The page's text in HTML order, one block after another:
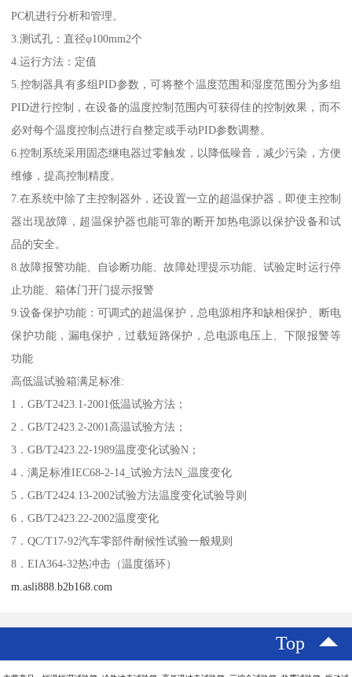
PC机进行分析和管理。
3.测试孔：直径φ100mm2个
4.运行方法：定值
5.控制器具有多组PID参数，可将整个温度范围和湿度范围分为多组
PID进行控制，在设备的温度控制范围内可获得佳的控制效果，而不
必对每个温度控制点进行自整定或手动PID参数调整。
6.控制系统采用固态继电器过零触发，以降低噪音，减少污染，方便
维修，提高控制精度。
7.在系统中除了主控制器外，还设置一立的超温保护器，即使主控制
器出现故障，超温保护器也能可靠的断开加热电源以保护设备和试
品的安全。
8.故障报警功能、自诊断功能、故障处理提示功能、试验定时运行停
止功能、箱体门开门提示报警
9.设备保护功能：可调式的超温保护，总电源相序和缺相保护、断电
保护功能，漏电保护，过载短路保护，总电源电压上、下限报警等
功能
高低温试验箱满足标准:
1．GB/T2423.1-2001低温试验方法；
2．GB/T2423.2-2001高温试验方法；
3．GB/T2423.22-1989温度变化试验N；
4．满足标准IEC68-2-14_试验方法N_温度变化
5．GB/T2424.13-2002试验方法温度变化试验导则
6．GB/T2423.22-2002温度变化
7．QC/T17-92汽车零部件耐候性试验一般规则
8．EIA364-32热冲击（温度循环）
m.asli888.b2b168.com
Top